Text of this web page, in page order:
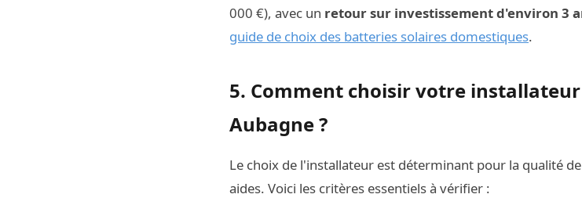
000 €), avec un retour sur investissement d'environ 3
guide de choix des batteries solaires domestiques.
5. Comment choisir votre
Aubagne ?
Le choix de l'installateur est déterminant pour la qualité
aides. Voici les critères essentiels à vérifier :